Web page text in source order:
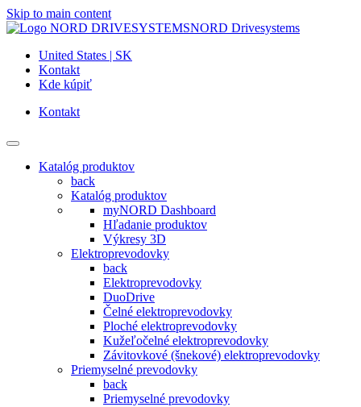
Skip to main content
NORD Drivesystems
United States | SK
Kontakt
Kde kúpiť
Kontakt
Katalóg produktov
back
Katalóg produktov
myNORD Dashboard
Hľadanie produktov
Výkresy 3D
Elektroprevodovky
back
Elektroprevodovky
DuoDrive
Čelné elektroprevodovky
Ploché elektroprevodovky
Kužeľočelné elektroprevodovky
Závitovkové (šnekové) elektroprevodovky
Priemyselné prevodovky
back
Priemyselné prevodovky